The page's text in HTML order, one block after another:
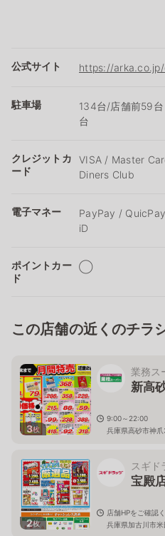
公式サイト https://
駐車場
134台/店舗前59
台
クレジットカ
ード
VISA / Master
Diners Club
電子マネー
PayPay /
iD
ポイントカー
ド
◯
この店舗の近くのチラ
3枚
業務ス
新高
9:00～22:00
兵庫県高砂市神
2枚
スギド
宝殿
店舗HPをご確認
兵庫県加古川市